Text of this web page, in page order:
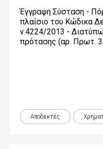
Έγγραφη Σύσταση -
πλαίσιο του Κώδικα
ν.4224/2013 -
πρότασης (αρ. Πρωτ.
Αποδεκτές